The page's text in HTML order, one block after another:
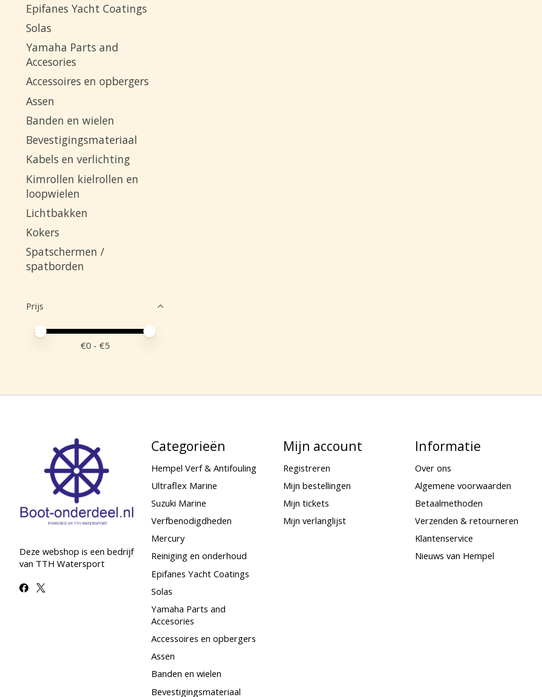
Epifanes Yacht Coatings
Solas
Yamaha Parts and
Accesories
Accessoires en opbergers
Assen
Banden en wielen
Bevestigingsmateriaal
Kabels en verlichting
Kimrollen kielrollen en
loopwielen
Lichtbakken
Kokers
Spatschermen /
spatborden
Prijs
Minimale prijswaarde
Price maximum value
€0 - €5
Deze webshop is een bedrijf
van TTH Watersport
Categorieën
Hempel Verf & Antifouling
Ultraflex Marine
Suzuki Marine
Verfbenodigdheden
Mercury
Reiniging en onderhoud
Epifanes Yacht Coatings
Solas
Yamaha Parts and
Accesories
Accessoires en opbergers
Assen
Banden en wielen
Bevestigingsmateriaal
Mijn account
Registreren
Mijn bestellingen
Mijn tickets
Mijn verlanglijst
Informatie
Over ons
Algemene voorwaarden
Betaalmethoden
Verzenden & retourneren
Klantenservice
Nieuws van Hempel